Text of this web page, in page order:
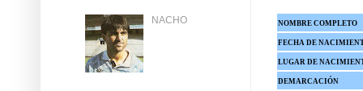
NOMBRE COMPLETO
FECHA DE
LUGAR DE
DEMARCACIÓN
NACHO